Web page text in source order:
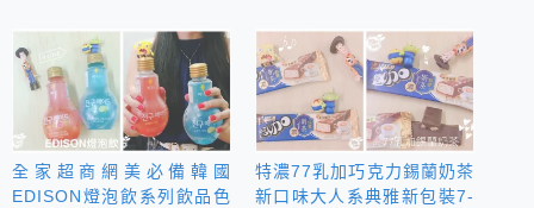
全家超商網美必備韓國
EDISON燈泡飲系列飲品色
特濃77乳加巧克力錫蘭奶茶
新口味大人系典雅新包裝7-